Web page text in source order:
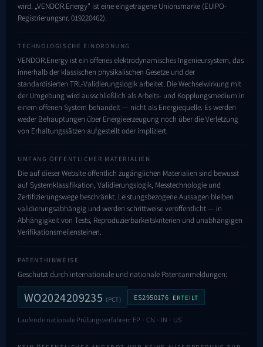
wird. „VENDOR.Energy" ist eine eingetragene Unionsmarke (EUIPO-
Registrierungsnr. 019220462).
TECHNOLOGISCHE EINORDNUNG
VENDOR.Energy ist ein offenes elektrodynamisches Ingenieursystem, das
innerhalb der klassischen physikalischen Gesetze und der
standardisierten TRL-Validierungslogik arbeitet. Die Wechselwirkung mit
der Umgebung wird ausschließlich als Arbeits- und Kopplungsmedium in
einem offenen System behandelt — nicht als Energiequelle. Es werden
weder Behauptungen über Energieerzeugung noch über die Verletzung
von Erhaltungssätzen aufgestellt oder impliziert.
UMFANG ÖFFENTLICHER MATERIALIEN
Die auf dieser Website öffentlich zugänglichen Materialien sind bewusst
auf Systemklassifikation, Validierungslogik, Messtechnologie und
Zertifizierungswege beschränkt. Leistungsbezogene Aussagen bleiben
validierungsabhängig und werden schrittweise veröffentlicht — in
Abhängigkeit von Tests, Reproduzierbarkeits­kriterien und unabhängigen
Verifikationsmeilensteinen.
PATENTHINWEISE
Geschützt durch internationale und nationale Patentanmeldungen:
WO2024209235 (PCT) ES2950176 ERTEILT
Laufende nationale Prüfungsverfahren: EP · CN · IN · US